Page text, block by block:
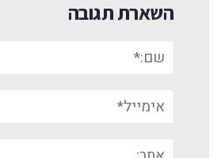
השארת תגובה
אימייל*